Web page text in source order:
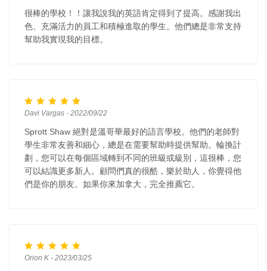
很棒的學校！！讓我說我的英語肯定得到了提高。感謝我出
色、充滿活力的員工和積極進取的學生。他們總是非常支持
幫助我實現我的目標。
Davi Vargas - 2022/09/22
Sprott Shaw 絕對是溫哥華最好的語言學校。他們的老師對
學生非常友善和細心，總是在需要幫助時提供幫助。輪換計
劃，您可以在每個區域轉到不同的班級或級別，這很棒，您
可以結識更多新人。顧問們真的很酷，樂於助人，你覺得他
們是你的朋友。如果你來加拿大，完全推薦它。
Orion K - 2023/03/25